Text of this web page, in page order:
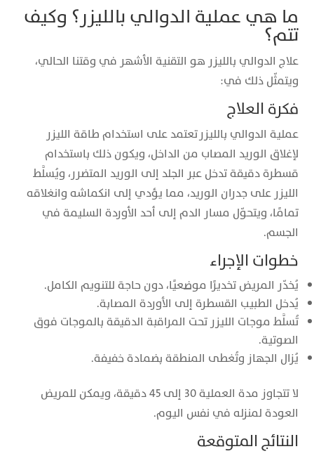
ما هي عملية الدوالي بالليزر؟ وكيف
تتم؟
علاج الدوالي بالليزر هو التقنية الأشهر في وقتنا الحالي،
ويتمثّل ذلك في:
فكرة العلاج
عملية الدوالي بالليزر تعتمد على استخدام طاقة الليزر
لإغلاق الوريد المصاب من الداخل، ويكون ذلك باستخدام
قسطرة دقيقة تدخل عبر الجلد إلى الوريد المتضرر، ويُسلَّط
الليزر على جدران الوريد، مما يؤدي إلى انكماشه وانغلاقه
تمامًا، ويتحوّل مسار الدم إلى أحد الأوردة السليمة في
الجسم.
خطوات الإجراء
يُخدّر المريض تخديرًا موضعيًا، دون حاجة للتنويم الكامل.
يُدخل الطبيب القسطرة إلى الأوردة المصابة.
تُسلَّط موجات الليزر تحت المراقبة الدقيقة بالموجات فوق
الصوتية.
يُزال الجهاز وتُغطى المنطقة بضمادة خفيفة.
لا تتجاوز مدة العملية 30 إلى 45 دقيقة، ويمكن للمريض
العودة لمنزله في نفس اليوم.
النتائج المتوقعة